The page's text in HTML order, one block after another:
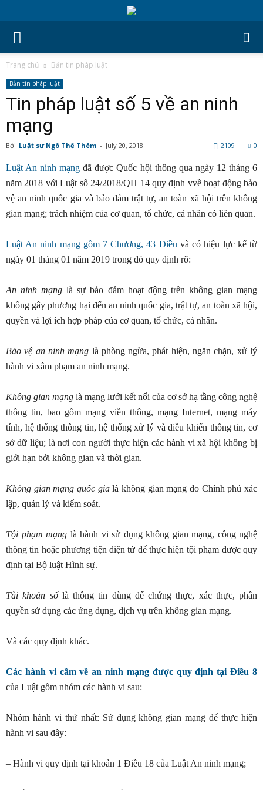
Trang chủ Bản tin pháp luật
Bản tin pháp luật
Tin pháp luật số 5 về an ninh
mạng
Bởi Luật sư Ngô Thế Thêm - July 20, 2018 0
2109
Luật An ninh mạng đã được Quốc hội thông qua ngày 12 tháng 6
năm 2018 với Luật số 24/2018/QH 14 quy định vvề hoạt động bảo
vệ an ninh quốc gia và bảo đảm trật tự, an toàn xã hội trên không
gian mạng; trách nhiệm của cơ quan, tổ chức, cá nhân có liên quan.
Luật An ninh mạng gồm 7 Chương, 43 Điều và có hiệu lực kể từ
ngày 01 tháng 01 năm 2019 trong đó quy định rõ:
An ninh mạng là sự bảo đảm hoạt động trên không gian mạng
không gây phương hại đến an ninh quốc gia, trật tự, an toàn xã hội,
quyền và lợi ích hợp pháp của cơ quan, tổ chức, cá nhân.
Bảo vệ an ninh mạng là phòng ngừa, phát hiện, ngăn chặn, xử lý
hành vi xâm phạm an ninh mạng.
Không gian mạng là mạng lưới kết nối của cơ sở hạ tầng công nghệ
thông tin, bao gồm mạng viễn thông, mạng Internet, mạng máy
tính, hệ thống thông tin, hệ thống xử lý và điều khiển thông tin, cơ
sở dữ liệu; là nơi con người thực hiện các hành vi xã hội không bị
giới hạn bởi không gian và thời gian.
Không gian mạng quốc gialà không gian mạng do Chính phủ xác
lập, quản lý và kiểm soát.
Tội phạm mạng là hành vi sử dụng không gian mạng, công nghệ
thông tin hoặc phương tiện điện tử để thực hiện tội phạm được quy
định tại Bộ luật Hình sự.
Tài khoản sốlà thông tin dùng để chứng thực, xác thực, phân
quyền sử dụng các ứng dụng, dịch vụ trên không gian mạng.
Và các quy định khác.
Các hành vi cầm về an ninh mạng được quy định tại Điều 8
của Luật gồm nhóm các hành vi sau:
Nhóm hành vi thứ nhất: Sử dụng không gian mạng để thực hiện
hành vi sau đây:
– Hành vi quy định tại khoản 1 Điều 18 của Luật An ninh mạng;